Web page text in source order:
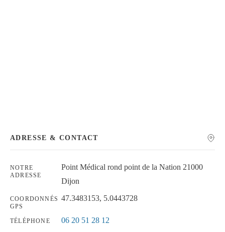
ADRESSE & CONTACT
NOTRE
ADRESSE
Point Médical rond point de la Nation 21000
Dijon
COORDONNÉS
GPS
47.3483153, 5.0443728
TÉLÉPHONE 06 20 51 28 12